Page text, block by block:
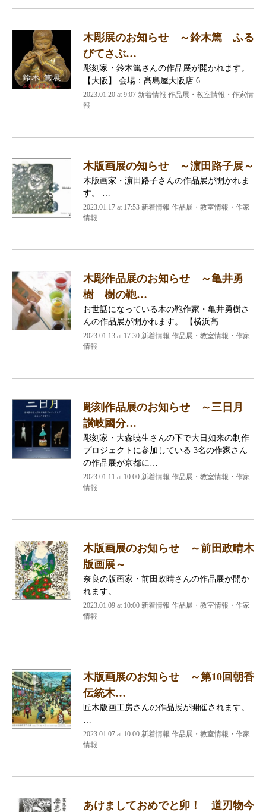
木彫展のお知らせ ～鈴木篤 ふる
びてさぶ…
彫刻家・鈴木篤さんの作品展が開かれます。
【大阪】 会場：髙島屋大阪店 6 …
2023.01.20 at 9:07 新着情報 作品展・教室情報・作家情
報
木版画展の知らせ ～濵田路子展～
木版画家・濵田路子さんの作品展が開かれま
す。 …
2023.01.17 at 17:53 新着情報 作品展・教室情報・作家
情報
木彫作品展のお知らせ ～亀井勇
樹 樹の鞄…
お世話になっている木の鞄作家・亀井勇樹さ
んの作品展が開かれます。 【横浜髙…
2023.01.13 at 17:30 新着情報 作品展・教室情報・作家
情報
彫刻作品展のお知らせ ～三日月
讃岐國分…
彫刻家・大森暁生さんの下で大日如来の制作
プロジェクトに参加している 3名の作家さん
の作品展が京都に…
2023.01.11 at 10:00 新着情報 作品展・教室情報・作家
情報
木版画展のお知らせ ～前田政晴木
版画展～
奈良の版画家・前田政晴さんの作品展が開か
れます。 …
2023.01.09 at 10:00 新着情報 作品展・教室情報・作家
情報
木版画展のお知らせ ～第10回朝香
伝統木…
匠木版画工房さんの作品展が開催されます。
2023.01.07 at 10:00 新着情報 作品展・教室情報・作家
情報
あけましておめでと卯！ 道刃物今